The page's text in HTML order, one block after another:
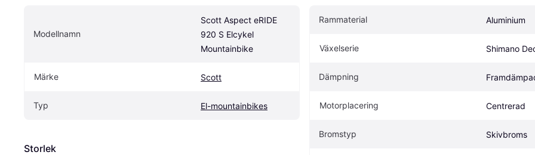
Modellnamn
Scott Aspect eRIDE
920 S Elcykel
Mountainbike
Märke Scott
Typ El-mountainbikes
Storlek
Rammaterial Aluminium
Växelserie Shimano
Dämpning
Motorplacering Centrerad
Bromstyp Skivbroms